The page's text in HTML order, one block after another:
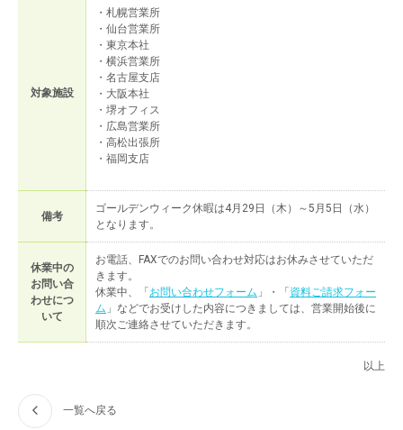
対象施設
・札幌営業所
・仙台営業所
・東京本社
・横浜営業所
・名古屋支店
・大阪本社
・堺オフィス
・広島営業所
・高松出張所
・福岡支店
備考
ゴールデンウィーク休暇は4月29日（木）～5月5日（水）
となります。
休業中の
お問い合
わせにつ
いて
お電話、FAXでのお問い合わせ対応はお休みさせていただ
きます。
休業中、「お問い合わせフォーム 」・「資料ご請求フォー
ム 」などでお受けした内容につきましては、営業開始後に
順次ご連絡させていただきます。
以上
一覧へ戻る